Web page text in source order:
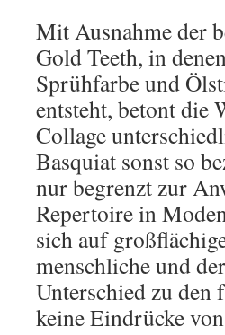
Mit Ausnahme der
Gold Teeth, in
Sprühfarbe und
entsteht, betont die
Collage
Basquiat sonst so
nur begrenzt zur
Repertoire in
sich auf
menschliche und
Unterschied zu den
keine Eindrücke